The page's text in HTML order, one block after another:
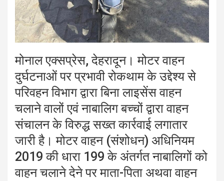
मोनाल एक्सप्रेस, देहरादून। मोटर वाहन
दुर्घटनाओं पर प्रभावी रोकथाम के उद्देश्य से
परिवहन विभाग द्वारा बिना लाइसेंस वाहन
चलाने वालों एवं नाबालिग बच्चों द्वारा वाहन
संचालन के विरुद्ध सख्त कार्रवाई लगातार
जारी है। मोटर वाहन (संशोधन) अधिनियम
2019 की धारा 199 के अंतर्गत नाबालिगों को
वाहन चलाने देने पर माता-पिता अथवा वाहन